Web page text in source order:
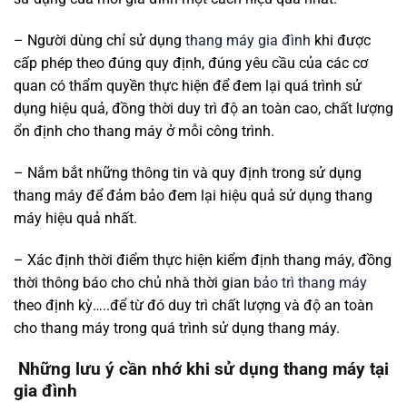
– Người dùng chỉ sử dụng thang máy gia đình khi được
cấp phép theo đúng quy định, đúng yêu cầu của các cơ
quan có thẩm quyền thực hiện để đem lại quá trình sử
dụng hiệu quả, đồng thời duy trì độ an toàn cao, chất lượng
ổn định cho thang máy ở mỗi công trình.
– Nắm bắt những thông tin và quy định trong sử dụng
thang máy để đảm bảo đem lại hiệu quả sử dụng thang
máy hiệu quả nhất.
– Xác định thời điểm thực hiện kiểm định thang máy, đồng
thời thông báo cho chủ nhà thời gian bảo trì thang máy
theo định kỳ…..để từ đó duy trì chất lượng và độ an toàn
cho thang máy trong quá trình sử dụng thang máy.
Những lưu ý cần nhớ khi sử dụng thang máy tại
gia đình